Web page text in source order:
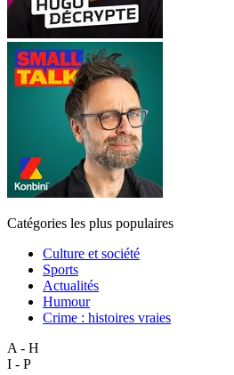
Catégories les plus populaires
Culture et société
Sports
Actualités
Humour
Crime : histoires vraies
A - H
I - P